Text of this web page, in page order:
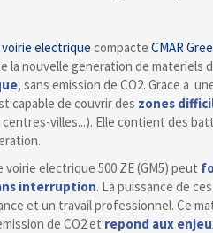
electrique compacte CMAR
la nouvelle generation de materiels
, sans emission de CO2. Grace a
capable de couvrir des zones
villes...). Elle contient des
voirie electrique 500 ZE (GM5) peut
interruption. La puissance de
et un travail professionnel. Ce
de CO2 et repond aux